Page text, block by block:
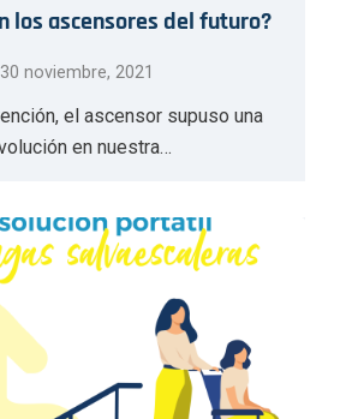
los ascensores del futuro?
30 noviembre, 2021
el ascensor supuso una
en nuestra…